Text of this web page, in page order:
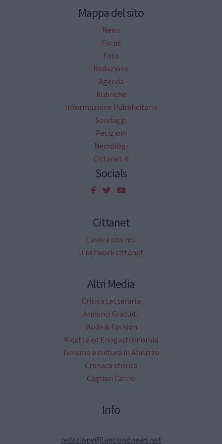
Mappa del sito
News
Focus
Foto
Redazione
Agenda
Rubriche
Informazione Pubblicitaria
Sondaggi
Petizioni
Necrologi
Cittanet.it
Socials
Cittanet
Lavora con noi
Il network cittanet
Altri Media
Critica Letteraria
Annunci Gratuiti
Moda & Fashion
Ricette ed Enogastronomia
Turismo e cultura in Abruzzo
Cronaca storica
Cagliari Calcio
Info
redazione@lancianonews.net